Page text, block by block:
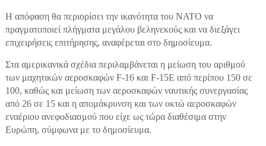
Η απόφαση θα περιορίσει την ικανότητα του ΝΑΤΟ να
πραγματοποιεί πλήγματα μεγάλου βεληνεκούς και να διεξάγει
επιχειρήσεις επιτήρησης, αναφέρεται στο δημοσίευμα.
Στα αμερικανικά σχέδια περιλαμβάνεται η μείωση του αριθμού
των μαχητικών αεροσκαφών F-16 και F-15E από περίπου 150 σε
100, καθώς και μείωση των αεροσκαφών ναυτικής συνεργασίας
από 26 σε 15 και η απομάκρυνση και των οκτώ αεροσκαφών
εναέριου ανεφοδιασμού που είχε ως τώρα διαθέσιμα στην
Ευρώπη, σύμφωνα με το δημοσίευμα.